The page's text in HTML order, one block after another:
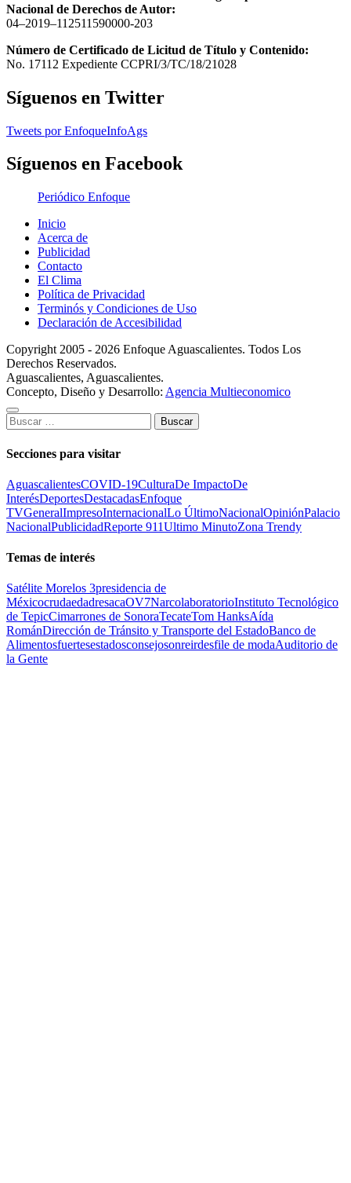
Nacional de Derechos de Autor:
04–2019–112511590000-203
Número de Certificado de Licitud de Título y Contenido:
No. 17112 Expediente CCPRI/3/TC/18/21028
Síguenos en Twitter
Tweets por EnfoqueInfoAgs
Síguenos en Facebook
Periódico Enfoque
Inicio
Acerca de
Publicidad
Contacto
El Clima
Política de Privacidad
Terminós y Condiciones de Uso
Declaración de Accesibilidad
Copyright 2005 - 2026 Enfoque Aguascalientes. Todos Los
Derechos Reservados.
Aguascalientes, Aguascalientes.
Concepto, Diseño y Desarrollo: Agencia Multieconomico
Buscar:
Secciones para visitar
AguascalientesCOVID-19CulturaDe ImpactoDe
InterésDeportesDestacadasEnfoque
TVGeneralImpresoInternacionalLo ÚltimoNacionalOpiniónPalacio
NacionalPublicidadReporte 911Ultimo MinutoZona Trendy
Temas de interés
Satélite Morelos 3presidencia de
MéxicocrudaedadresacaOV7NarcolaboratorioInstituto Tecnológico
de TepicCimarrones de SonoraTecateTom HanksAída
RománDirección de Tránsito y Transporte del EstadoBanco de
Alimentosfuertesestadosconsejosonreirdesfile de modaAuditorio de
la Gente